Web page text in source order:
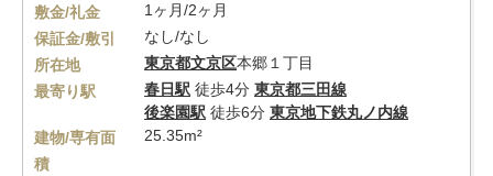
敷金/礼金
1ヶ月/2ヶ月
保証金/敷引
なし/なし
所在地
東京都文京区本郷１丁目
最寄り駅
春日駅 徒歩4分 東京都三田線
後楽園駅 徒歩6分 東京地下鉄丸ノ内線
建物/専有面
積
25.35m²